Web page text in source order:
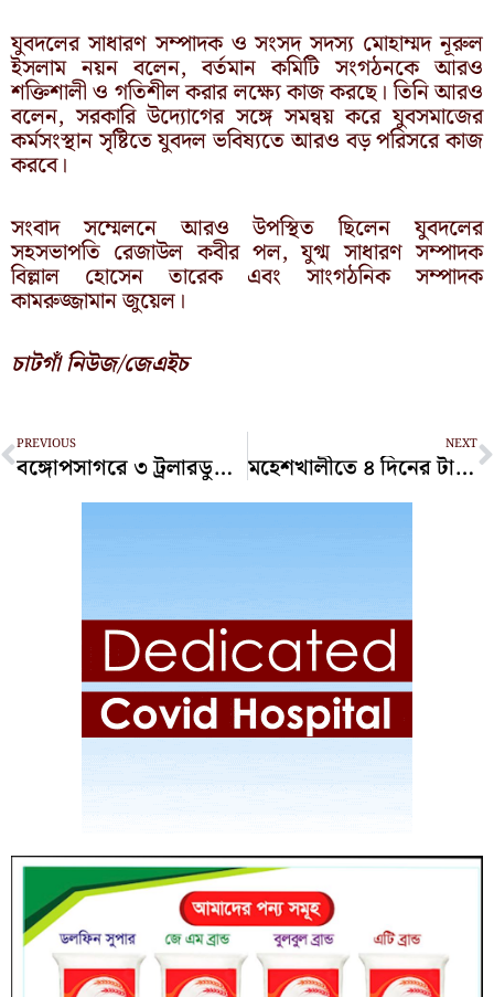
যুবদলের সাধারণ সম্পাদক ও সংসদ সদস্য মোহাম্মদ নূরুল
ইসলাম নয়ন বলেন, বর্তমান কমিটি সংগঠনকে আরও
শক্তিশালী ও গতিশীল করার লক্ষ্যে কাজ করছে। তিনি আরও
বলেন, সরকারি উদ্যোগের সঙ্গে সমন্বয় করে যুবসমাজের
কর্মসংস্থান সৃষ্টিতে যুবদল ভবিষ্যতে আরও বড় পরিসরে কাজ
করবে।
সংবাদ সম্মেলনে আরও উপস্থিত ছিলেন যুবদলের
সহসভাপতি রেজাউল কবীর পল, যুগ্ম সাধারণ সম্পাদক
বিল্লাল হোসেন তারেক এবং সাংগঠনিক সম্পাদক
কামরুজ্জামান জুয়েল।
চাটগাঁ নিউজ/জেএইচ
Prev
PREVIOUS
বঙ্গোপসাগরে ৩ ট্রলারডুবিতে নিখোঁজ ১৩ জেলে
NEXT
মহেশখালীতে ৪ দিনের টানা বৃষ্টিতে প্লাবিত নিম্নাঞ্চল, দুর্ভোগে জনজীবন